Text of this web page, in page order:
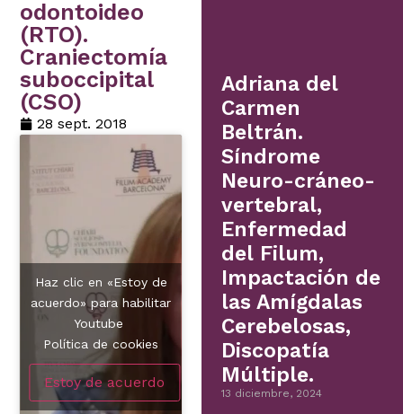
odontoideo
(RTO).
Craniectomía
suboccipital
(CSO)
28 sept. 2018
Haz clic en «Estoy de
acuerdo» para habilitar
Youtube
Política de cookies
Estoy de acuerdo
Adriana del
Carmen
Beltrán.
Síndrome
Neuro-cráneo-
vertebral,
Enfermedad
del Filum,
Impactación de
las Amígdalas
Cerebelosas,
Discopatía
Múltiple.
13 diciembre, 2024